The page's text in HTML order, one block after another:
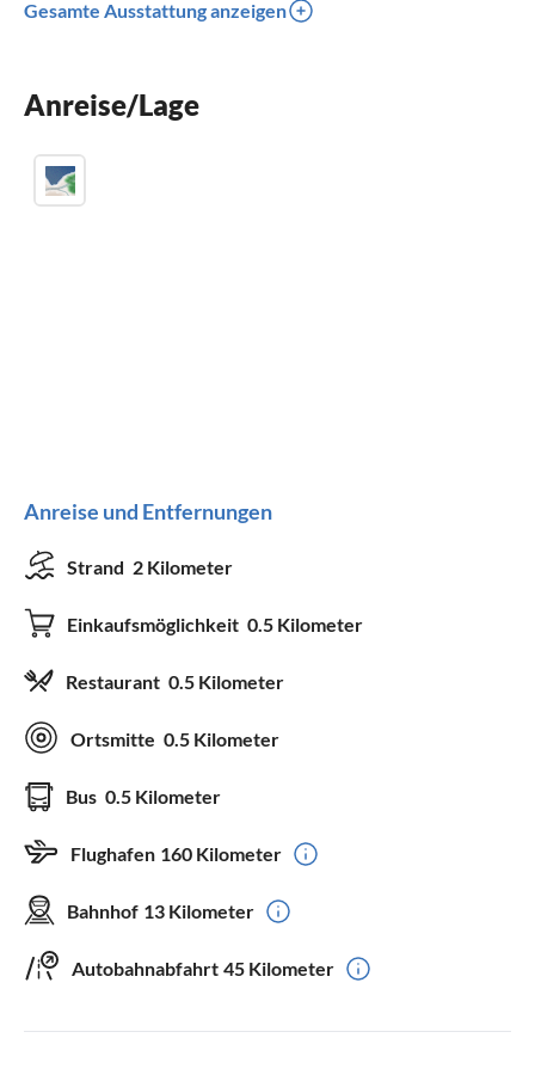
Spülmaschine
Kinderbett
Gesamte Ausstattung anzeigen
Anreise/Lage
Anreise und Entfernungen
Strand 2 Kilometer
Einkaufsmöglichkeit 0.5 Kilometer
Restaurant 0.5 Kilometer
Ortsmitte 0.5 Kilometer
Bus 0.5 Kilometer
Flughafen 160 Kilometer
Bahnhof 13 Kilometer
Autobahnabfahrt 45 Kilometer